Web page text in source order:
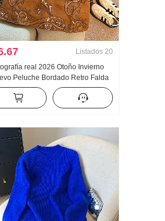
Listados 20
real 2026 Otoño Invierno
Peluche Bordado Retro Falda
Li S Bordado Minifalda Mujer
Seguridad Pantalones